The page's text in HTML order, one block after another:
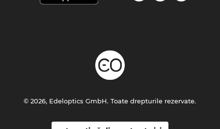
© 2026, Edeloptics GmbH. Toate drepturile rezervate.